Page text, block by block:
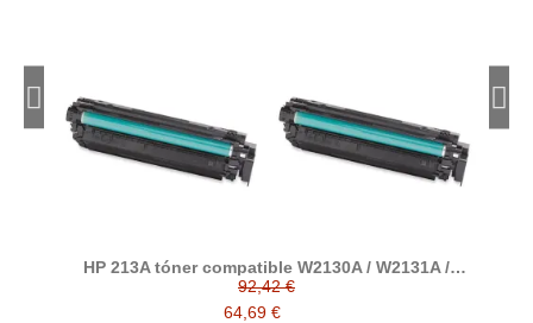
HP 213A tóner compatible W2130A / W2131A /
W2132A / W2133A
92,42 €
64,69 €